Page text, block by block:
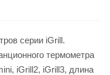
серии iGrill.
термометра
iGrill2, iGrill3, длина